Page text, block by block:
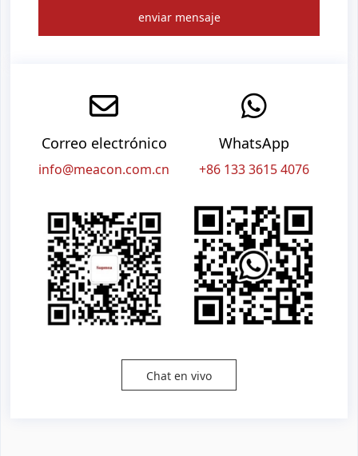
enviar mensaje
Correo electrónico
info@meacon.com.cn
WhatsApp
+86 133 3615 4076
Chat en vivo